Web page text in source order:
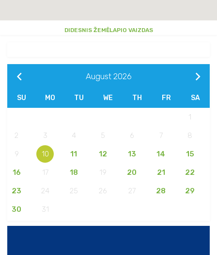
DIDESNIS ŽEMĖLAPIO VAIZDAS
August 2026
SU MO TU WE TH FR SA
1
2 3 4 5 6 7 8
9 10 11 12 13 14 15
16 17 18 19 20 21 22
23 24 25 26 27 28 29
30 31